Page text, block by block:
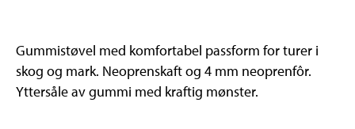
Gummistøvel med komfortabel passform for turer i
skog og mark. Neoprenskaft og 4 mm neoprenfôr.
Yttersåle av gummi med kraftig mønster.